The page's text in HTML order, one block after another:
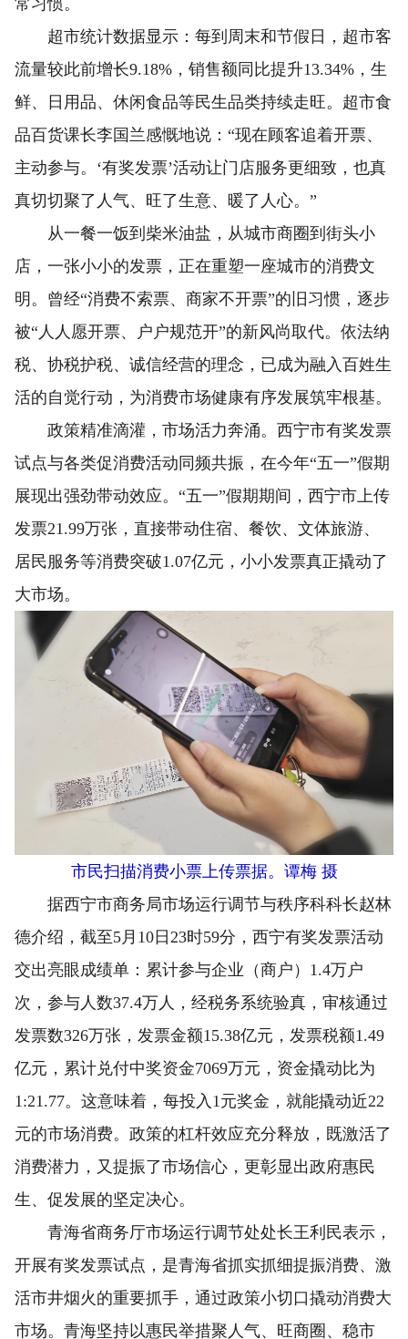
常习惯。
超市统计数据显示：每到周末和节假日，超市客
流量较此前增长9.18%，销售额同比提升13.34%，生
鲜、日用品、休闲食品等民生品类持续走旺。超市食
品百货课长李国兰感慨地说：“现在顾客追着开票、
主动参与。‘有奖发票’活动让门店服务更细致，也真
真切切聚了人气、旺了生意、暖了人心。”
从一餐一饭到柴米油盐，从城市商圈到街头小
店，一张小小的发票，正在重塑一座城市的消费文
明。曾经“消费不索票、商家不开票”的旧习惯，逐步
被“人人愿开票、户户规范开”的新风尚取代。依法纳
税、协税护税、诚信经营的理念，已成为融入百姓生
活的自觉行动，为消费市场健康有序发展筑牢根基。
政策精准滴灌，市场活力奔涌。西宁市有奖发票
试点与各类促消费活动同频共振，在今年“五一”假期
展现出强劲带动效应。“五一”假期期间，西宁市上传
发票21.99万张，直接带动住宿、餐饮、文体旅游、
居民服务等消费突破1.07亿元，小小发票真正撬动了
大市场。
市民扫描消费小票上传票据。谭梅 摄
据西宁市商务局市场运行调节与秩序科科长赵林
德介绍，截至5月10日23时59分，西宁有奖发票活动
交出亮眼成绩单：累计参与企业（商户）1.4万户
次，参与人数37.4万人，经税务系统验真，审核通过
发票数326万张，发票金额15.38亿元，发票税额1.49
亿元，累计兑付中奖资金7069万元，资金撬动比为
1:21.77。这意味着，每投入1元奖金，就能撬动近22
元的市场消费。政策的杠杆效应充分释放，既激活了
消费潜力，又提振了市场信心，更彰显出政府惠民
生、促发展的坚定决心。
青海省商务厅市场运行调节处处长王利民表示，
开展有奖发票试点，是青海省抓实抓细提振消费、激
活市井烟火的重要抓手，通过政策小切口撬动消费大
市场。青海坚持以惠民举措聚人气、旺商圈、稳市